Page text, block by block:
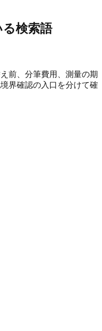
検索語
前、分筆費用、測量の期
界確認の入口を分けて確